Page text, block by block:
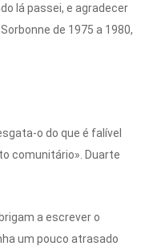
lá passei, e agradecer
de 1975 a 1980,
o do que é falível
comunitário». Duarte
a escrever o
um pouco atrasado